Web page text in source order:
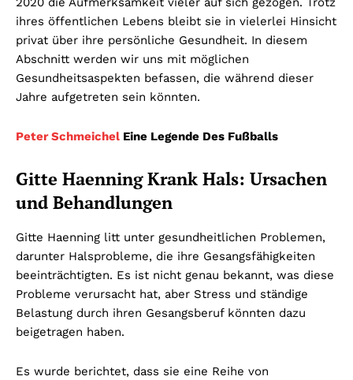
ihres öffentlichen Lebens bleibt sie in vielerlei Hinsicht
privat über ihre persönliche Gesundheit. In diesem
Abschnitt werden wir uns mit möglichen
Gesundheitsaspekten befassen, die während dieser
Jahre aufgetreten sein könnten.
Peter Schmeichel Eine Legende Des Fußballs
Gitte Haenning Krank Hals: Ursachen
und Behandlungen
Gitte Haenning litt unter gesundheitlichen Problemen,
darunter Halsprobleme, die ihre Gesangsfähigkeiten
beeinträchtigten. Es ist nicht genau bekannt, was diese
Probleme verursacht hat, aber Stress und ständige
Belastung durch ihren Gesangsberuf könnten dazu
beigetragen haben.
Es wurde berichtet, dass sie eine Reihe von